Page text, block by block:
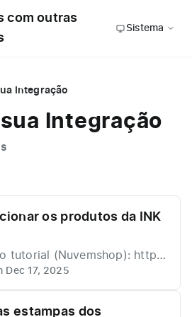
com outras
Sistema
Integração
Integração
os produtos da INK
(Nuvemshop): http
ao vídeo
Dec 17, 2025
estampas dos